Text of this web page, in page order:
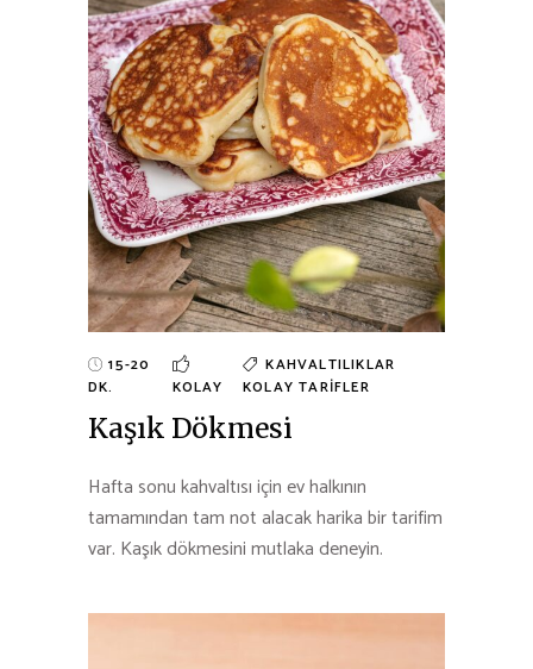
15-20
DK.
KOLAY
KAHVALTILIKLAR
KOLAY TARIFLER
Kaşık Dökmesi
Hafta sonu kahvaltısı için ev halkının
tamamından tam not alacak harika bir tarifim
var. Kaşık dökmesini mutlaka deneyin.